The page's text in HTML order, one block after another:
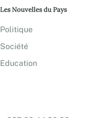
Les Nouvelles du Pays
Politique
Société
Education